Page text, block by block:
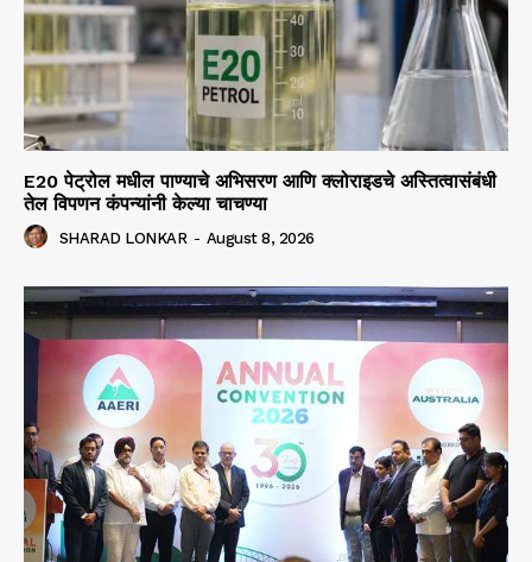
E20 पेट्रोल मधील पाण्याचे अभिसरण आणि क्लोराइडचे अस्तित्वासंबंधी
तेल विपणन कंपन्यांनी केल्या चाचण्या
SHARAD LONKAR - August 8, 2026